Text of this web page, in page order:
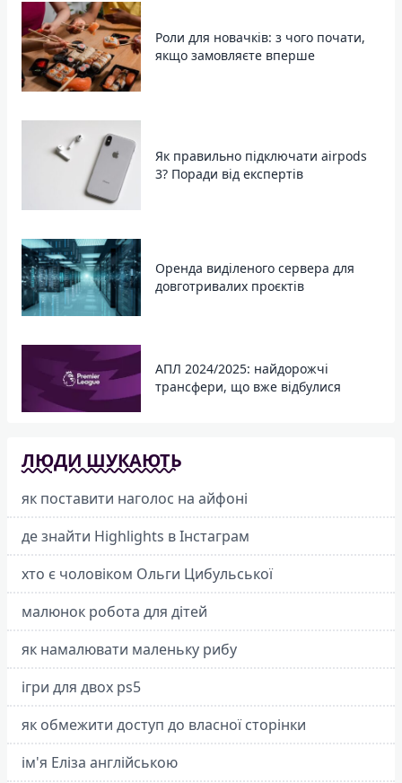
Роли для новачків: з чого почати,
якщо замовляєте вперше
Як правильно підключати airpods
3? Поради від експертів
Оренда виділеного сервера для
довготривалих проєктів
АПЛ 2024/2025: найдорожчі
трансфери, що вже відбулися
ЛЮДИ ШУКАЮТЬ
як поставити наголос на айфоні
де знайти Highlights в Інстаграм
хто є чоловіком Ольги Цибульської
малюнок робота для дітей
як намалювати маленьку рибу
ігри для двох ps5
як обмежити доступ до власної сторінки
ім'я Еліза англійською